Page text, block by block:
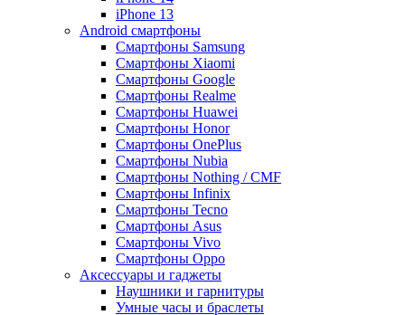
iPhone 13
Android cмартфоны
Смартфоны Samsung
Смартфоны Xiaomi
Смартфоны Google
Смартфоны Realme
Смартфоны Huawei
Смартфоны Honor
Смартфоны OnePlus
Смартфоны Nubia
Смартфоны Nothing / CMF
Смартфоны Infinix
Смартфоны Tecno
Смартфоны Asus
Смартфоны Vivo
Смартфоны Oppo
Аксессуары и гаджеты
Наушники и гарнитуры
Умные часы и браслеты